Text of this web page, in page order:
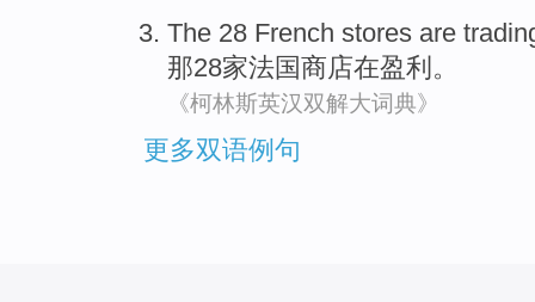
The 28 French stores are
那28家法国商店在盈利 。
《柯林斯英汉双解大词典》
更多双语例句